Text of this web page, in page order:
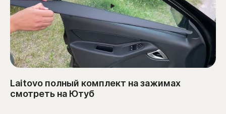
Laitovo полный комплект на зажимах
смотреть на Ютуб